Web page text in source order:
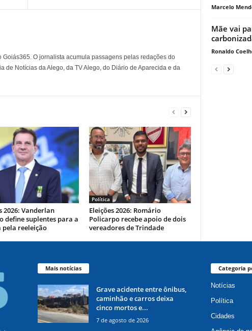
Goiás365. O jornalista acumula passagens pelas redações do
de Notícias da Alego, da TV Alego, do Diário de Aparecida e da
2026: Vanderlan
define suplentes para a
pela reeleição
Política
Eleições 2026: Romário
Policarpo recebe apoio de dois
vereadores de Trindade
Marcelo
Mãe vai
Ronaldo
Mais notícias
Grave acidente entre ônibus,
caminhão e carros deixa
cinco mortos e...
7 de agosto de 2026
Categoria
Notícias
Política
Cidades